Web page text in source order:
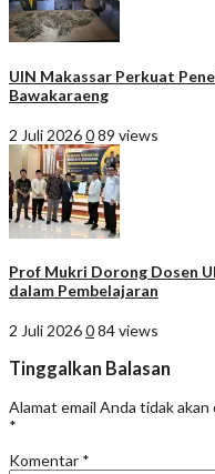
UIN Makassar Perkuat
Bawakaraeng
2 Juli 2026089 views
Prof Mukri Dorong Dosen
dalam Pembelajaran
2 Juli 2026084 views
Tinggalkan Balasan
Alamat email Anda tidak akan
*
Komentar *